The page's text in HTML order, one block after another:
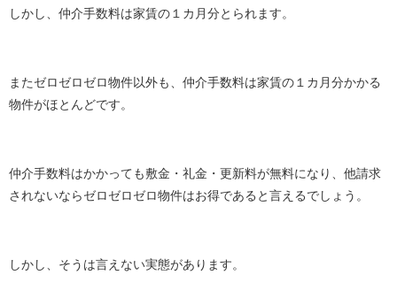
しかし、仲介手数料は家賃の１カ月分とられます。
またゼロゼロゼロ物件以外も、仲介手数料は家賃の１カ月分かかる
物件がほとんどです。
仲介手数料はかかっても敷金・礼金・更新料が無料になり、他請求
されないならゼロゼロゼロ物件はお得であると言えるでしょう。
しかし、そうは言えない実態があります。